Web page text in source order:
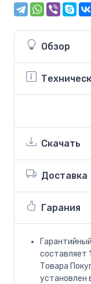
Обзор
Скачать
Доставка
Гарания
составляет
Товара
установлен